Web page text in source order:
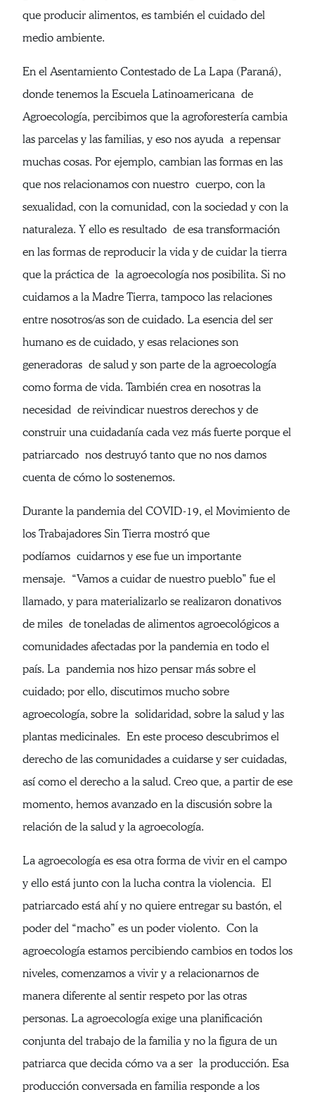
que producir alimentos, es también el cuidado del
medio ambiente.
En el Asentamiento Contestado de La Lapa (Paraná),
donde tenemos la Escuela Latinoamericana de
Agroecología, percibimos que la agroforestería cambia
las parcelas y las familias, y eso nos ayuda a repensar
muchas cosas. Por ejemplo, cambian las formas en las
que nos relacionamos con nuestro cuerpo, con la
sexualidad, con la comunidad, con la sociedad y con la
naturaleza. Y ello es resultado de esa transformación
en las formas de reproducir la vida y de cuidar la tierra
que la práctica de la agroecología nos posibilita. Si no
cuidamos a la Madre Tierra, tampoco las relaciones
entre nosotros/as son de cuidado. La esencia del ser
humano es de cuidado, y esas relaciones son
generadoras de salud y son parte de la agroecología
como forma de vida. También crea en nosotras la
necesidad de reivindicar nuestros derechos y de
construir una cuidadanía cada vez más fuerte porque el
patriarcado nos destruyó tanto que no nos damos
cuenta de cómo lo sostenemos.
Durante la pandemia del COVID-19, el Movimiento de
los Trabajadores Sin Tierra mostró que
podíamos cuidarnos y ese fue un importante
mensaje. “Vamos a cuidar de nuestro pueblo” fue el
llamado, y para materializarlo se realizaron donativos
de miles de toneladas de alimentos agroecológicos a
comunidades afectadas por la pandemia en todo el
país. La pandemia nos hizo pensar más sobre el
cuidado; por ello, discutimos mucho sobre
agroecología, sobre la solidaridad, sobre la salud y las
plantas medicinales. En este proceso descubrimos el
derecho de las comunidades a cuidarse y ser cuidadas,
así como el derecho a la salud. Creo que, a partir de ese
momento, hemos avanzado en la discusión sobre la
relación de la salud y la agroecología.
La agroecología es esa otra forma de vivir en el campo
y ello está junto con la lucha contra la violencia. El
patriarcado está ahí y no quiere entregar su bastón, el
poder del “macho” es un poder violento. Con la
agroecología estamos percibiendo cambios en todos los
niveles, comenzamos a vivir y a relacionarnos de
manera diferente al sentir respeto por las otras
personas. La agroecología exige una planificación
conjunta del trabajo de la familia y no la figura de un
patriarca que decida cómo va a ser la producción. Esa
producción conversada en familia responde a los